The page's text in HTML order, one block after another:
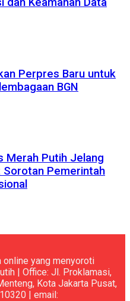
Perpres Baru untuk
BGN
Merah Putih Jelang
Sorotan Pemerintah
online yang menyoroti
| Office: Jl. Proklamasi,
Kota Jakarta Pusat,
| email: